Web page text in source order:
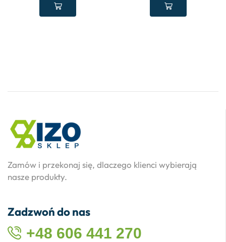
Zamów i przekonaj się, dlaczego klienci wybierają
nasze produkty.
Zadzwoń do nas
+48 606 441 270